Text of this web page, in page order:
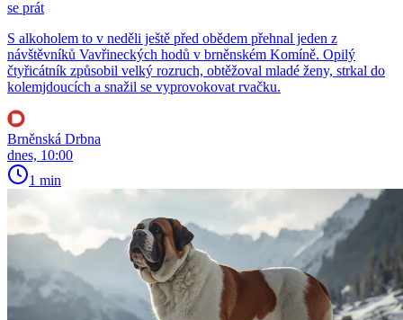
se prát
S alkoholem to v neděli ještě před obědem přehnal jeden z
návštěvníků Vavřineckých hodů v brněnském Komíně. Opilý
čtyřicátník způsobil velký rozruch, obtěžoval mladé ženy, strkal do
kolemjdoucích a snažil se vyprovokovat rvačku.
Brněnská Drbna
dnes, 10:00
1 min